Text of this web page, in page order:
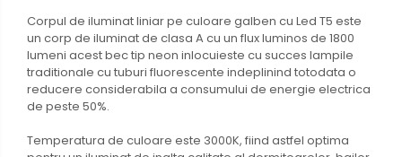
Corpul de iluminat liniar pe culoare galben cu Led T5 este
un corp de iluminat de clasa A cu un flux luminos de 1800
lumeni acest bec tip neon inlocuieste cu succes lampile
traditionale cu tuburi fluorescente indeplinind totodata o
reducere considerabila a consumului de energie electrica
de peste 50%.
Temperatura de culoare este 3000K, fiind astfel optima